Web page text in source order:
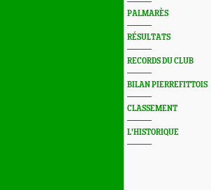
PALMARÈS
RÉSULTATS
RECORDS DU CLUB
BILAN PIERREFITTOIS
CLASSEMENT
L'HISTORIQUE